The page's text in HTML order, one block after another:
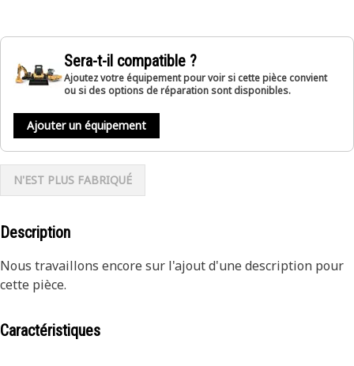
Sera-t-il compatible ?
Ajoutez votre équipement pour voir si cette pièce convient
ou si des options de réparation sont disponibles.
Ajouter un équipement
N'EST PLUS FABRIQUÉ
Description
Nous travaillons encore sur l'ajout d'une description pour
cette pièce.
Caractéristiques